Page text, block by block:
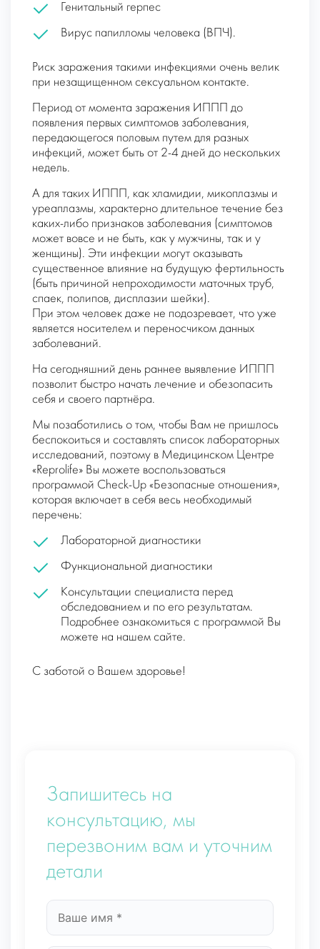
Генитальный герпес
Вирус папилломы человека (ВПЧ).
Риск заражения такими инфекциями очень велик
при незащищенном сексуальном контакте.
Период от момента заражения ИППП до
появления первых симптомов заболевания,
передающегося половым путем для разных
инфекций, может быть от 2-4 дней до нескольких
недель.
А для таких ИППП, как хламидии, микоплазмы и
уреаплазмы, характерно длительное течение без
каких-либо признаков заболевания (симптомов
может вовсе и не быть, как у мужчины, так и у
женщины). Эти инфекции могут оказывать
существенное влияние на будущую фертильность
(быть причиной непроходимости маточных труб,
спаек, полипов, дисплазии шейки).
При этом человек даже не подозревает, что уже
является носителем и переносчиком данных
заболеваний.
На сегодняшний день раннее выявление ИППП
позволит быстро начать лечение и обезопасить
себя и своего партнёра.
Мы позаботились о том, чтобы Вам не пришлось
беспокоиться и составлять список лабораторных
исследований, поэтому в Медицинском Центре
«Reprolife» Вы можете воспользоваться
программой Check-Up «Безопасные отношения»,
которая включает в себя весь необходимый
перечень:
Лабораторной диагностики
Функциональной диагностики
Консультации специалиста перед
обследованием и по его результатам.
Подробнее ознакомиться с программой Вы
можете на нашем сайте.
С заботой о Вашем здоровье!
Запишитесь на
консультацию, мы
перезвоним вам и уточним
детали